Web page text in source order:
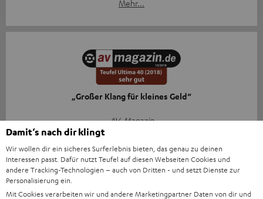
Mehr...
„Großer Klang für kleines Geld“
AV-Magazin
Mehr...
Damit‘s nach dir klingt
Wir wollen dir ein sicheres Surferlebnis bieten, das genau zu deinen
Interessen passt. Dafür nutzt Teufel auf diesen Webseiten Cookies und
andere Tracking-Technologien – auch von Dritten - und setzt Dienste zur
Personalisierung ein.
Mit Cookies verarbeiten wir und andere Marketingpartner Daten von dir und